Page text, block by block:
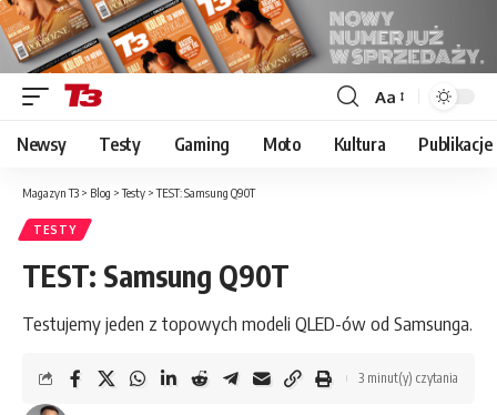
Font
Resizer
Aa
Newsy Testy Gaming Moto Kultura Publikacje
Magazyn T3 > Blog >Testy >TEST: Samsung Q90T
TESTY
TEST: Samsung Q90T
Testujemy jeden z topowych modeli QLED-ów od Samsunga.
3 minut(y) czytania